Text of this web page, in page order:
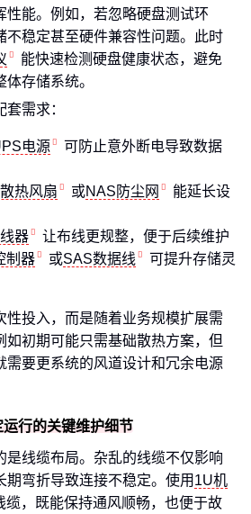
性能。例如，若忽略硬盘测试环
不稳定甚至硬件兼容性问题。此时
能快速检测硬盘健康状态，避免
存储系统。
需求：
电源
可防止意外断电导致数据
热风扇 或NAS防尘网
能延长设
器
让布线更规整，便于后续维护
制器 或SAS数据线
可提升存储灵
性投入，而是随着业务规模扩展需
如初期可能只需基础散热方案，但
需要更系统的风道设计和冗余电源
行的关键维护细节
是线缆布局。杂乱的线缆不仅影响
期弯折导致连接不稳定。使用 1U机
缆，既能保持通风顺畅，也便于故